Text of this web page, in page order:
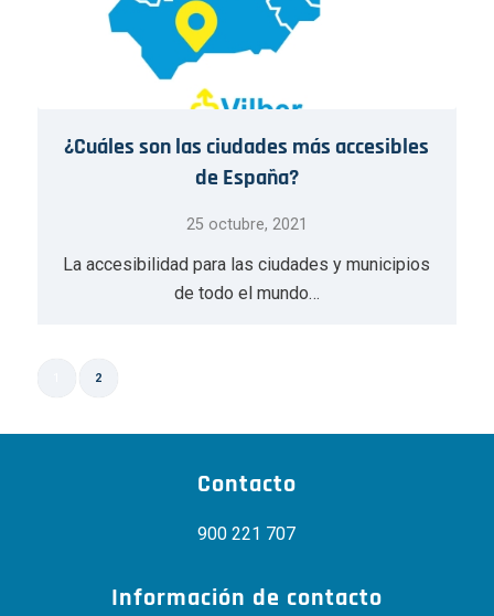
¿Cuáles son las ciudades más accesibles
de España?
25 octubre, 2021
La accesibilidad para las ciudades y municipios
de todo el mundo…
2
Contacto
900 221 707
Información de contacto